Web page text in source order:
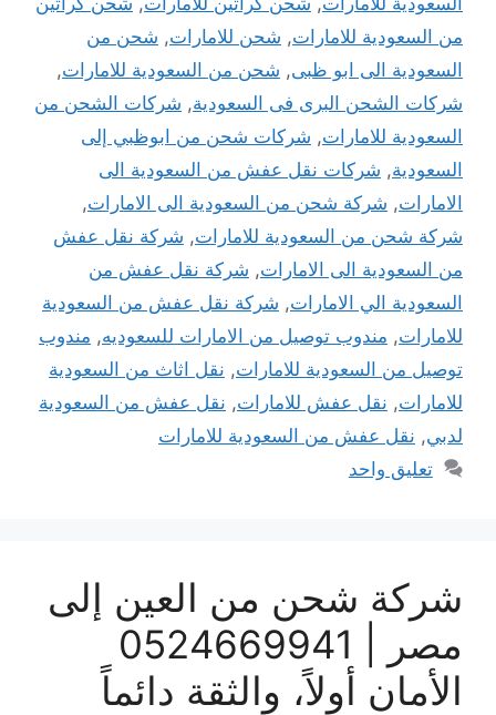
من السعودية للامارات, شحن للامارات, شحن من
السعودية الى ابو ظبى, شحن من السعودية للامارات,
شركات الشحن البرى فى السعودية, شركات الشحن من
السعودية للامارات, شركات شحن من ابوظبي إلى
السعودية, شركات نقل عفش من السعودية الى
الامارات, شركة شحن من السعودية الى الامارات,
شركة شحن من السعودية للامارات, شركة نقل عفش
من السعودية الى الامارات, شركة نقل عفش من
السعودية الي الامارات, شركة نقل عفش من السعودية
للامارات, مندوب توصيل من الامارات للسعوديه, مندوب
توصيل من السعودية للامارات, نقل اثاث من السعودية
للامارات, نقل عفش للامارات, نقل عفش من السعودية
لدبي, نقل عفش من السعودية للامارات
تعليق واحد
شركة شحن من العين إلى
مصر | 0524669941
الأمان أولاً، والثقة دائماً